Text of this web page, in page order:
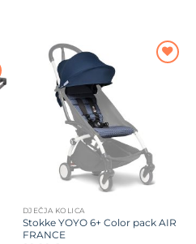
DJEČJA KOLICA
Stokke YOYO 6+ Color pack AIR
FRANCE